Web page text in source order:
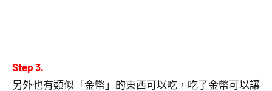
Step 3.
另外也有類似「金幣」的東西可以吃，吃了金幣可以讓